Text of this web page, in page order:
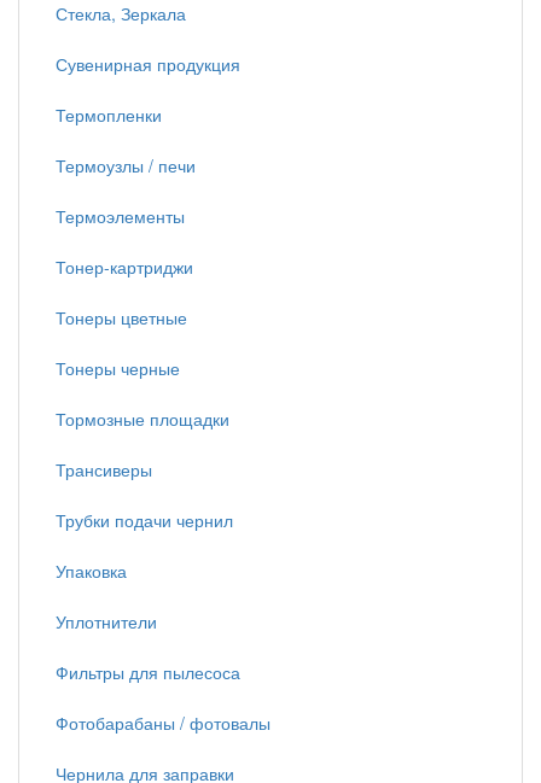
Стекла, Зеркала
Сувенирная продукция
Термопленки
Термоузлы / печи
Термоэлементы
Тонер-картриджи
Тонеры цветные
Тонеры черные
Тормозные площадки
Трансиверы
Трубки подачи чернил
Упаковка
Уплотнители
Фильтры для пылесоса
Фотобарабаны / фотовалы
Чернила для заправки